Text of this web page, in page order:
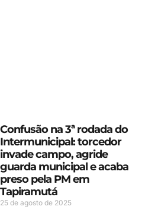
Confusão na 3ª rodada do
Intermunicipal: torcedor
invade campo, agride
guarda municipal e acaba
preso pela PM em
Tapiramutá
25 de agosto de 2025